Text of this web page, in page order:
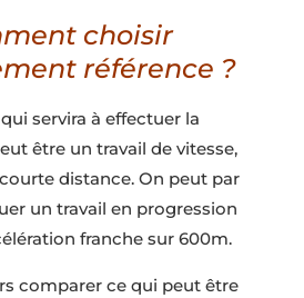
choisir
référence ?
qui servira à effectuer la
être un travail de vitesse,
distance. On peut par
un travail en progression
franche sur 600m.
comparer ce qui peut être